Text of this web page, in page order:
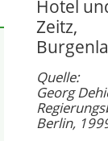
Hotel
Zeitz,
Quelle:
Georg
Berlin,